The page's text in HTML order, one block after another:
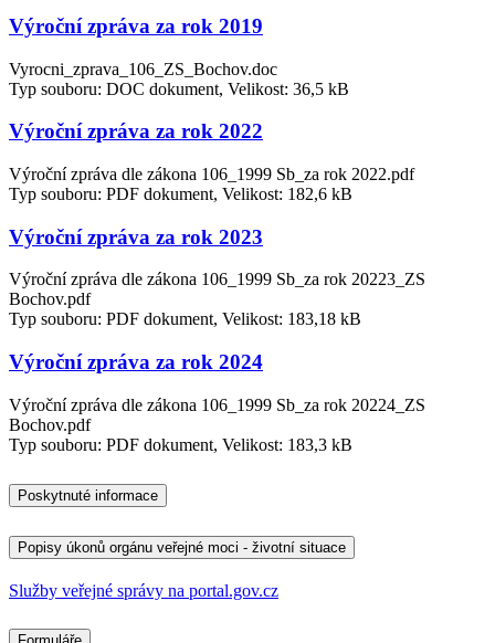
Výroční zpráva za rok 2019
Vyrocni_zprava_106_ZS_Bochov.doc
Typ souboru: DOC dokument, Velikost: 36,5 kB
Výroční zpráva za rok 2022
Výroční zpráva dle zákona 106_1999 Sb_za rok 2022.pdf
Typ souboru: PDF dokument, Velikost: 182,6 kB
Výroční zpráva za rok 2023
Výroční zpráva dle zákona 106_1999 Sb_za rok 20223_ZS
Bochov.pdf
Typ souboru: PDF dokument, Velikost: 183,18 kB
Výroční zpráva za rok 2024
Výroční zpráva dle zákona 106_1999 Sb_za rok 20224_ZS
Bochov.pdf
Typ souboru: PDF dokument, Velikost: 183,3 kB
Poskytnuté informace
Popisy úkonů orgánu veřejné moci - životní situace
Služby veřejné správy na portal.gov.cz